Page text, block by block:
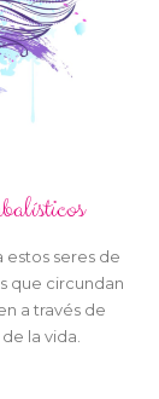
estos seres de
que circundan
a través de
la vida.